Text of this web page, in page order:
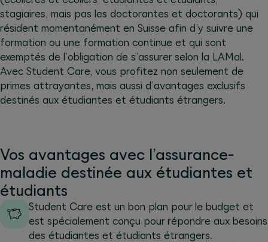
stagiaires, mais pas les doctorantes et doctorants) qui
résident momentanément en Suisse afin d’y suivre une
formation ou une formation continue et qui sont
exemptés de l’obligation de s’assurer selon la LAMal.
Avec Student Care, vous profitez non seulement de
primes attrayantes, mais aussi d’avantages exclusifs
destinés aux étudiantes et étudiants étrangers.
Vos avantages avec l’assurance-
maladie destinée aux étudiantes et
étudiants
Student Care est un bon plan pour le budget et
est spécialement conçu pour répondre aux besoins
des étudiantes et étudiants étrangers.